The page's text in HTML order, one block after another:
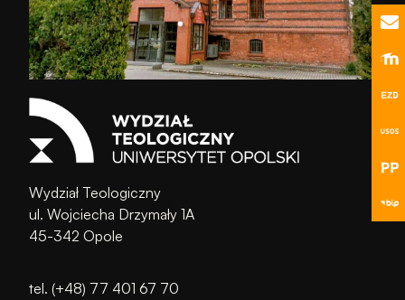
Wydział Teologiczny
ul. Wojciecha Drzymały 1A
45-342 Opole
tel. (+48) 77 401 67 70
strony, zwiększasz
szansę na
zobaczenie
spersonalizowanych